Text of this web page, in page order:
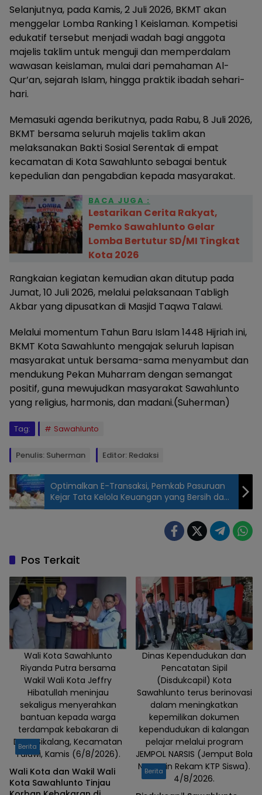
Selanjutnya, pada Kamis, 2 Juli 2026, BKMT akan
menggelar Lomba Ranking 1 Keislaman. Kompetisi
edukatif tersebut menjadi wadah bagi anggota
majelis taklim untuk menguji dan memperdalam
wawasan keislaman, mulai dari pemahaman Al-
Qur’an, sejarah Islam, hingga praktik ibadah sehari-
hari.
Memasuki agenda berikutnya, pada Rabu, 8 Juli 2026,
BKMT bersama seluruh majelis taklim akan
melaksanakan Bakti Sosial Serentak di empat
kecamatan di Kota Sawahlunto sebagai bentuk
kepedulian dan pengabdian kepada masyarakat.
BACA JUGA :
Lestarikan Cerita Rakyat,
Pemko Sawahlunto Gelar
Lomba Bertutur SD/MI Tingkat
Kota 2026
Rangkaian kegiatan kemudian akan ditutup pada
Jumat, 10 Juli 2026, melalui pelaksanaan Tabligh
Akbar yang dipusatkan di Masjid Taqwa Talawi.
Melalui momentum Tahun Baru Islam 1448 Hijriah ini,
BKMT Kota Sawahlunto mengajak seluruh lapisan
masyarakat untuk bersama-sama menyambut dan
mendukung Pekan Muharram dengan semangat
positif, guna mewujudkan masyarakat Sawahlunto
yang religius, harmonis, dan madani.(Suherman)
Tag: Sawahlunto
Penulis: Suherman Editor: Redaksi
Pekan
1448 H,
Hadirkan
Lomba
Keislaman
hingga
Tabligh
Akbar.
Optimalkan E-Transaksi, Pemkab Pasuruan
Kejar Tata Kelola Keuangan yang Bersih dan
Akuntabel
Pos Terkait
Wali Kota Sawahlunto
Riyanda Putra bersama
Wakil Wali Kota Jeffry
Hibatullah meninjau
sekaligus menyerahkan
bantuan kepada warga
terdampak kebakaran di
Desa Sikalang, Kecamatan
Talawi, Kamis (6/8/2026).
Berita
Wali Kota dan Wakil Wali
Kota Sawahlunto Tinjau
Dinas Kependudukan dan
Pencatatan Sipil
(Disdukcapil) Kota
Sawahlunto terus berinovasi
dalam meningkatkan
kepemilikan dokumen
kependudukan di kalangan
pelajar melalui program
JEMPOL NARSIS (Jemput Bola
Nyasarin Rekam KTP Siswa).
4/8/2026.
Berita